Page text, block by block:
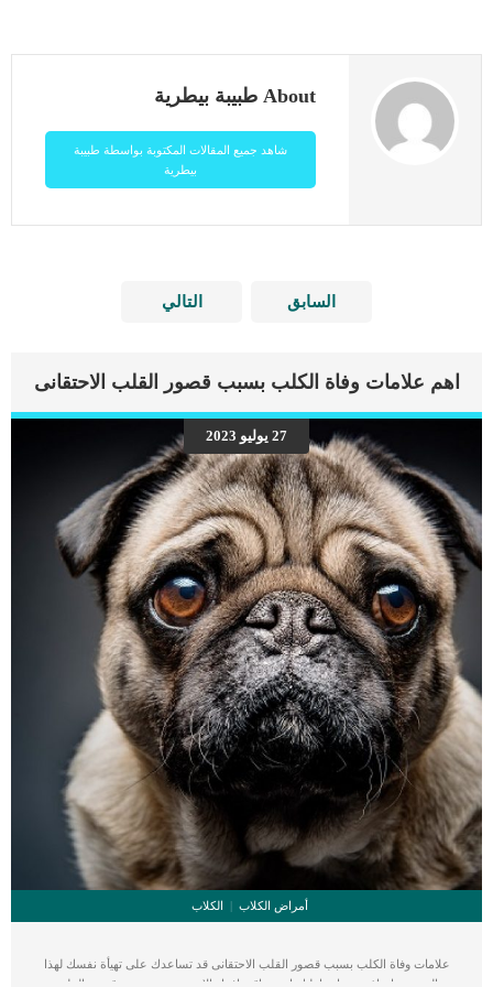
About طبيبة بيطرية
شاهد جميع المقالات المكتوبة بواسطة طبيبة
بيطرية
السابق التالي
اهم علامات وفاة الكلب بسبب قصور القلب الاحتقانى
27 يوليو 2023
أمراض الكلاب الكلاب
علامات وفاة الكلب بسبب قصور القلب الاحتقانى قد تساعدك على تهيأة نفسك لهذا
الحدث, واتخاذ جميع احتياطتك انت وباقى افراد الاسرة. يعتبر مرض قصور القلب